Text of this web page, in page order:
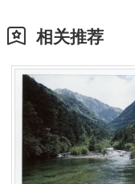
相关推荐